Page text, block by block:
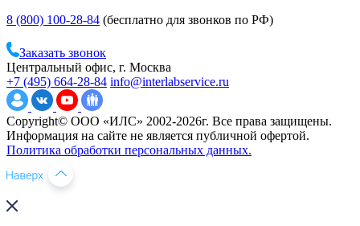
8 (800) 100-28-84 (бесплатно для звонков по РФ)
Заказать звонок
Центральный офис, г. Москва
+7 (495) 664-28-84 info@interlabservice.ru
Copyright© ООО «ИЛС» 2002-2026г. Все права защищены.
Информация на сайте не является публичной офертой.
Политика обработки персональных данных.